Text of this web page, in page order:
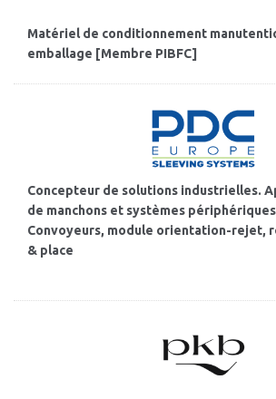
Matériel de conditionnement
emballage [Membre PIBFC]
Concepteur de solutions industrielles.
de manchons et systèmes
Convoyeurs, module orientation-rejet,
& place